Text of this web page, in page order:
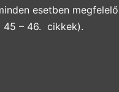
esetben megfelelő
45 – 46. cikkek).